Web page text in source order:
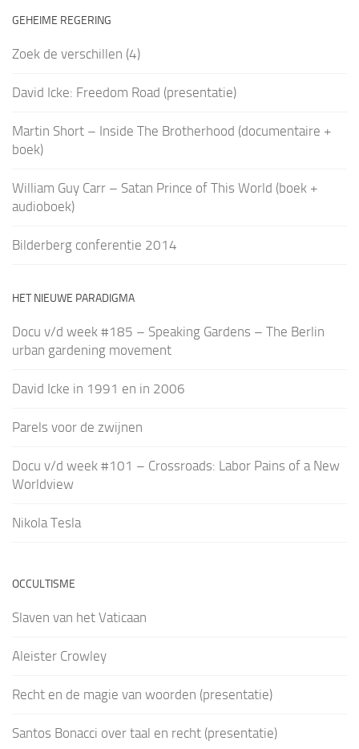
GEHEIME REGERING
Zoek de verschillen (4)
David Icke: Freedom Road (presentatie)
Martin Short – Inside The Brotherhood (documentaire +
boek)
William Guy Carr – Satan Prince of This World (boek +
audioboek)
Bilderberg conferentie 2014
HET NIEUWE PARADIGMA
Docu v/d week #185 – Speaking Gardens – The Berlin
urban gardening movement
David Icke in 1991 en in 2006
Parels voor de zwijnen
Docu v/d week #101 – Crossroads: Labor Pains of a New
Worldview
Nikola Tesla
OCCULTISME
Slaven van het Vaticaan
Aleister Crowley
Recht en de magie van woorden (presentatie)
Santos Bonacci over taal en recht (presentatie)